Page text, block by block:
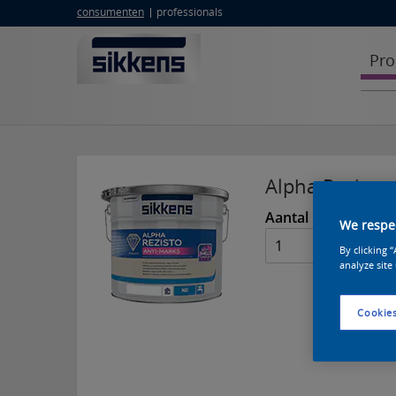
consumenten professionals
Alpha
Aantal We
By clicking
analyze